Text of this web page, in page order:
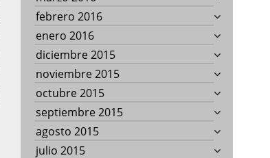
febrero 2016
enero 2016
diciembre 2015
noviembre 2015
octubre 2015
septiembre 2015
agosto 2015
julio 2015